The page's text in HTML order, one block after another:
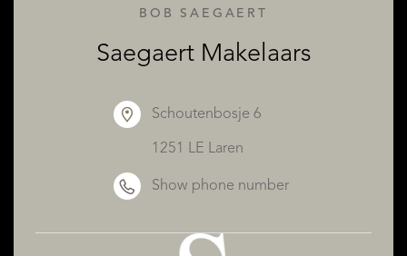
BOB SAEGAERT
Saegaert Makelaars
Schoutenbosje 6
1251 LE Laren
Show phone number